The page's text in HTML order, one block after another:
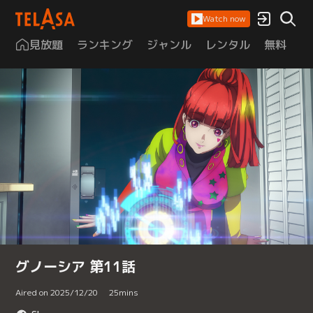
Watch now
見放題 ランキング ジャンル レンタル 無料
グノーシア 第11話
Aired on 2025/12/20 25mins